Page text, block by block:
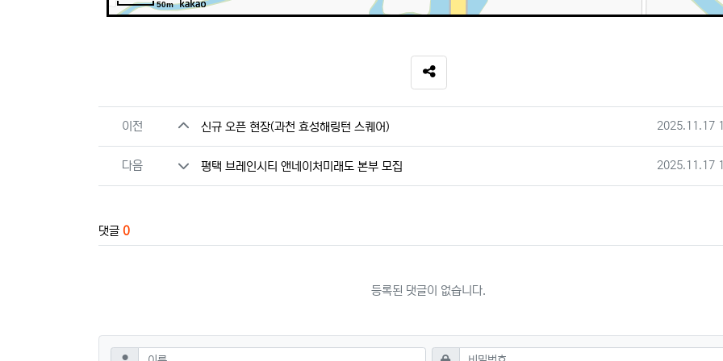
50m
SNS 공유
관련자료
이전 신규 오픈 현장(과천 효성해링턴 스퀘어) 작성일
2025.11.17
다음 평택 브레인시티 앤네이처미래도 본부 모집 작성일
2025.11.17
댓글 0
등록된 댓글이 없습니다.
댓글쓰기
이름 필수 비밀번호필수